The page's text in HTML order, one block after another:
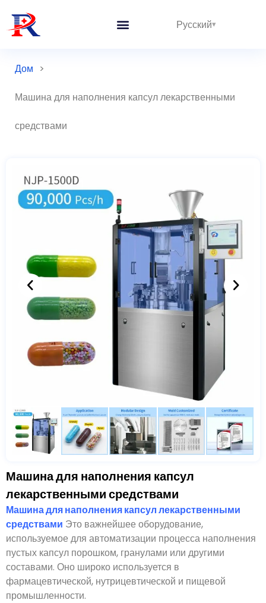
Русский
Дом >
Машина для наполнения капсул лекарственными
средствами
Машина для наполнения капсул
лекарственными средствами
Машина для наполнения капсул лекарственными
средствами Это важнейшее оборудование,
используемое для автоматизации процесса наполнения
пустых капсул порошком, гранулами или другими
составами. Оно широко используется в
фармацевтической, нутрицевтической и пищевой
промышленности.